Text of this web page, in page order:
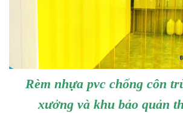
Rèm nhựa pvc chống côn
xưởng và khu bảo quản